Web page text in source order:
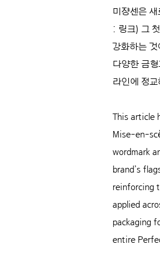
미쟝센은
: 링크) 그
강화하는
다양한 금
라인에 정
This article
Mise-en-
wordmark
brand’s
reinforcing
applied
packaging
entire